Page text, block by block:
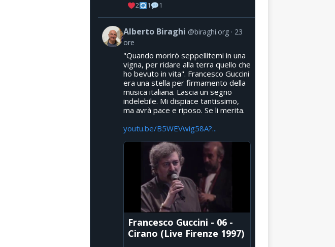
2 1 1
Alberto Biraghi @biraghi.org
23
ore
"Quando morirò seppellitemi in una
vigna, per ridare alla terra quello che
ho bevuto in vita". Francesco Guccini
era una stella per firmamento della
musica italiana. Lascia un segno
indelebile. Mi dispiace tantissimo,
ma avrà pace e riposo. Se li merita.
youtu.be/B5WEVwig58A?...
Francesco Guccini - 06 -
Cirano (Live Firenze 1997)